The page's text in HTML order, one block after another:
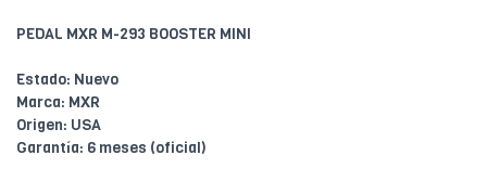
PEDAL MXR M-293 BOOSTER MINI
Estado: Nuevo
Marca: MXR
Origen: USA
Garantía: 6 meses (oficial)